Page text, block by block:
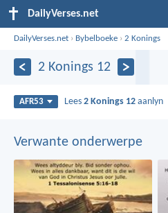
DailyVerses.net
DailyVerses.net › Bybelboeke ›2 Konings
2 Konings 12
AFR53 Lees2 Konings 12 aanlyn
Verwante onderwerpe